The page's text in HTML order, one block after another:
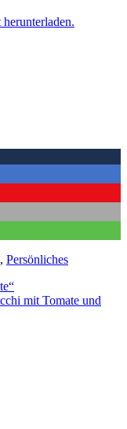
, Persönliches
mit Tomate und